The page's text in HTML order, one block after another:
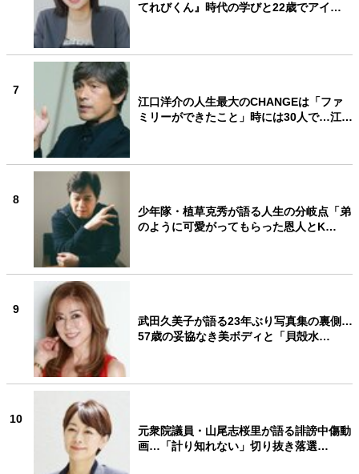
てれびくん』時代の学びと22歳でアイ…
7
江口洋介の人生最大のCHANGEは「ファ
ミリーができたこと」時には30人で…江…
8
少年隊・植草克秀が語る人生の分岐点「弟
のように可愛がってもらった恩人とK…
9
武田久美子が語る23年ぶり写真集の裏側…
57歳の妥協なき美ボディと「貝殻水…
10
元衆院議員・山尾志桜里が語る誹謗中傷動
画…「計り知れない」切り抜き落選…